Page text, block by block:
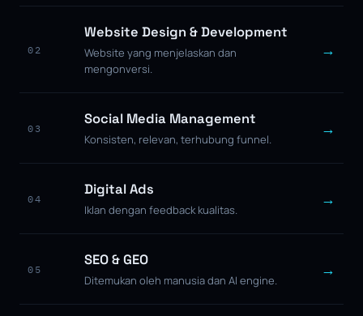
02
Website Design & Development
Website yang menjelaskan dan
mengonversi.
→
03
Social Media Management
Konsisten, relevan, terhubung funnel.
→
04
Digital Ads
Iklan dengan feedback kualitas.
→
05
SEO & GEO
Ditemukan oleh manusia dan AI engine.
→